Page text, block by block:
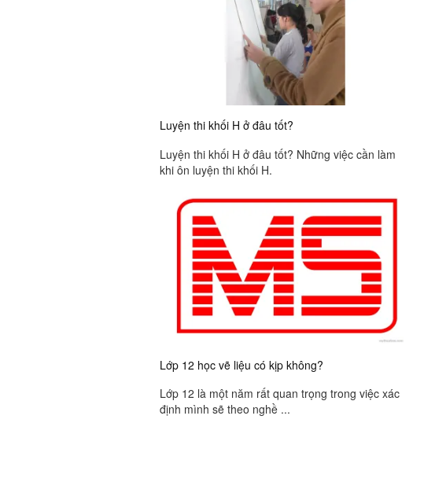
Luyện thi khối H ở đâu tốt?
Luyện thi khối H ở đâu tốt? Những việc cần làm
khi ôn luyện thi khối H.
Lớp 12 học vẽ liệu có kịp không?
Lớp 12 là một năm rất quan trọng trong việc xác
định mình sẽ theo nghề ...